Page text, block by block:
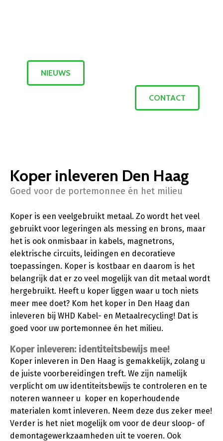
NIEUWS
CONTACT
Koper inleveren Den Haag
Goed voor de portemonnee én het milieu
Koper is een veelgebruikt metaal. Zo wordt het veel
gebruikt voor legeringen als messing en brons, maar
het is ook onmisbaar in kabels, magnetrons,
elektrische circuits, leidingen en decoratieve
toepassingen. Koper is kostbaar en daarom is het
belangrijk dat er zo veel mogelijk van dit metaal wordt
hergebruikt. Heeft u koper liggen waar u toch niets
meer mee doet? Kom het koper in Den Haag dan
inleveren bij WHD Kabel- en Metaalrecycling! Dat is
goed voor uw portemonnee én het milieu.
Koper inleveren: identiteitsbewijs mee!
Koper inleveren in Den Haag is gemakkelijk, zolang u
de juiste voorbereidingen treft. We zijn namelijk
verplicht om uw identiteitsbewijs te controleren en te
noteren wanneer u koper en koperhoudende
materialen komt inleveren. Neem deze dus zeker mee!
Verder is het niet mogelijk om voor de deur sloop- of
demontagewerkzaamheden uit te voeren. Ook